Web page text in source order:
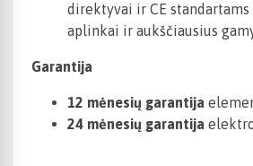
direktyvai ir CE
aplinkai ir aukščiausius
Garantija
12 mėnesių garantija
24 mėnesių garantija